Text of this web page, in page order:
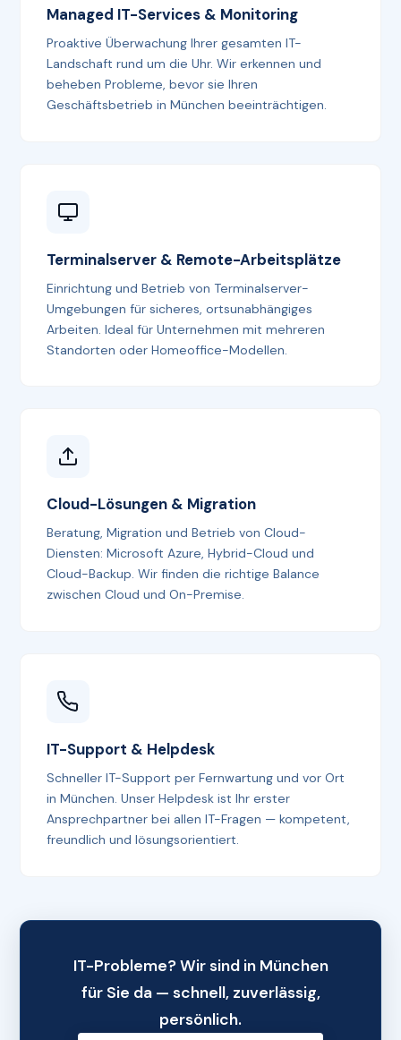
Managed IT-Services & Monitoring
Proaktive Überwachung Ihrer gesamten IT-
Landschaft rund um die Uhr. Wir erkennen und
beheben Probleme, bevor sie Ihren
Geschäftsbetrieb in München beeinträchtigen.
Terminalserver & Remote-Arbeitsplätze
Einrichtung und Betrieb von Terminalserver-
Umgebungen für sicheres, ortsunabhängiges
Arbeiten. Ideal für Unternehmen mit mehreren
Standorten oder Homeoffice-Modellen.
Cloud-Lösungen & Migration
Beratung, Migration und Betrieb von Cloud-
Diensten: Microsoft Azure, Hybrid-Cloud und
Cloud-Backup. Wir finden die richtige Balance
zwischen Cloud und On-Premise.
IT-Support & Helpdesk
Schneller IT-Support per Fernwartung und vor Ort
in München. Unser Helpdesk ist Ihr erster
Ansprechpartner bei allen IT-Fragen — kompetent,
freundlich und lösungsorientiert.
IT-Probleme? Wir sind in München
für Sie da — schnell, zuverlässig,
persönlich.